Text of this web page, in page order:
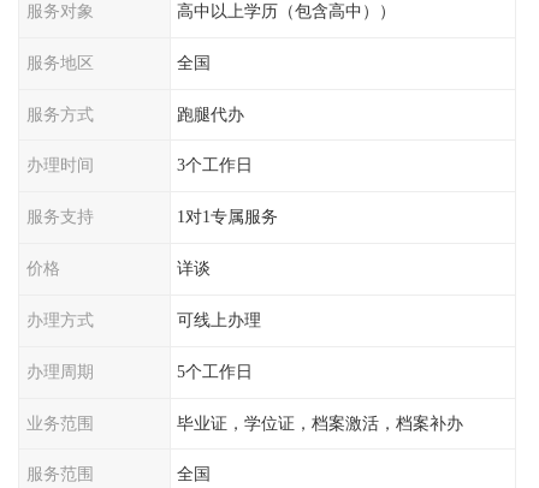
服务对象 高中以上学历（包含高中））
服务地区 全国
服务方式 跑腿代办
办理时间 3个工作日
服务支持 1对1专属服务
价格 详谈
办理方式 可线上办理
办理周期 5个工作日
业务范围 毕业证，学位证，档案激活，档案补办
服务范围 全国